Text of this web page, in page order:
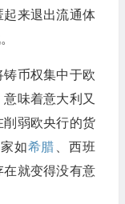
来退出流通体
币权集中于欧
味着意大利又
弱欧央行的货
如希腊 、西班
就变得没有意